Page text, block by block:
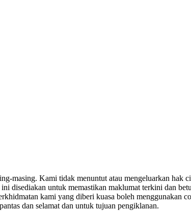
masing. Kami tidak menuntut atau mengeluarkan
disediakan untuk memastikan maklumat terkini dan
kami yang diberi kuasa boleh menggunakan
dan selamat dan untuk tujuan pengiklanan.